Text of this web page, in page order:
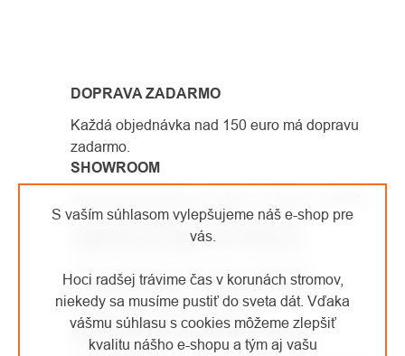
S vaším súhlasom vylepšujeme náš e-shop pre
vás.
Hoci radšej trávime čas v korunách stromov,
niekedy sa musíme pustiť do sveta dát. Vďaka
vášmu súhlasu s cookies môžeme zlepšiť
kvalitu nášho e-shopu a tým aj vašu
VÝPISU
DOPRAVA ZADARMO
Každá objednávka nad 150 euro má dopravu
zadarmo.
SHOWROOM
vyskúšať vybavenie na vlastnej koži.
SAMI PRACUJEME VO VÝŠKACH
Od roku 2007 sa venujeme arboristike
a výškovým prácam. Vybavenie, ktoré
predávame, sami používame.
JEDNODUCHÉ VRÁTENIE TOVARU